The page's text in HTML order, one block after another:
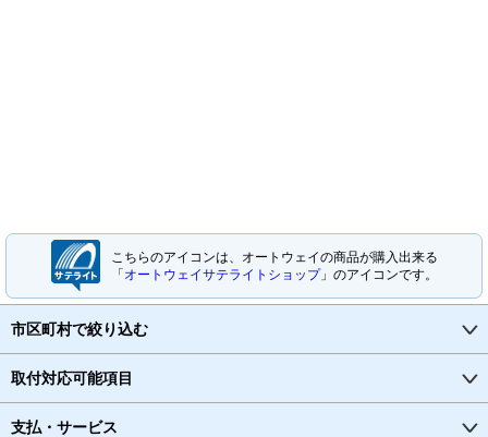
こちらのアイコンは、オートウェイの商品が購入出来る
「 オートウェイサテライトショップ」のアイコンです。
市区町村で絞り込む
取付対応可能項目
支払・サービス